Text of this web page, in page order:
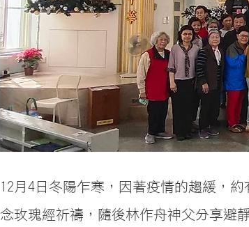
12月4日冬陽乍寒，因著疫情的趨緩，
念玫瑰經祈禱，隨後林作舟神父分享避